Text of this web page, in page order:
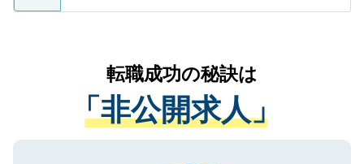
ているすべての個人データはご本人の許可
は、個人情報の取り扱いについての厳密な
管理基準を満たした事業者のみに付与され
る、プライバシーマークを取得済みです。
ご登録いただいた個人情報は、SSL（デー
かがいして、現在の医療機関の状況や紹介
経験をまじえながら、適切なアドバイスを
させていただきます。すぐにご転職をされ
ない方には、長期的なサポートが可能です
ので、まずはご登録ください。
転職成功の秘訣は
「非公開求人」